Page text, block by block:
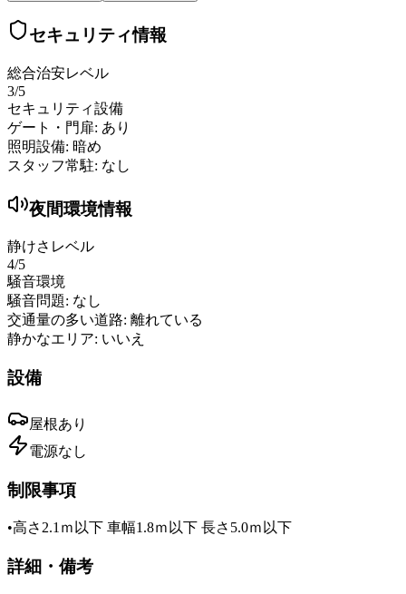
セキュリティ情報
総合治安レベル
3/5
セキュリティ設備
ゲート・門扉: あり
照明設備: 暗め
スタッフ常駐: なし
夜間環境情報
静けさレベル
4/5
騒音環境
騒音問題: なし
交通量の多い道路: 離れている
静かなエリア: いいえ
設備
屋根あり
電源なし
制限事項
•高さ2.1ｍ以下 車幅1.8ｍ以下 長さ5.0ｍ以下
詳細・備考